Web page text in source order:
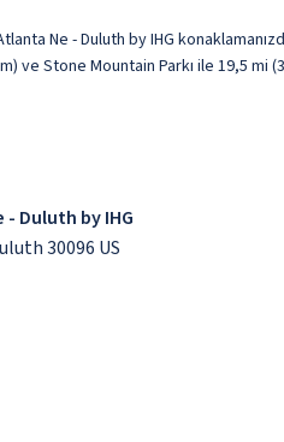
Ne - Duluth by IHG
ve Stone Mountain Parkı ile 19,5 mi
Duluth by IHG
30096 US